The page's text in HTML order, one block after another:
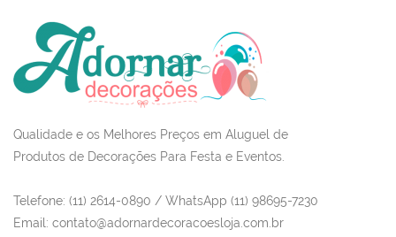
Qualidade e os Melhores Preços em Aluguel de
Produtos de Decorações Para Festa e Eventos.
Telefone: (11) 2614-0890 / WhatsApp (11) 98695-7230
Email : contato@adornardecoracoesloja.com.br